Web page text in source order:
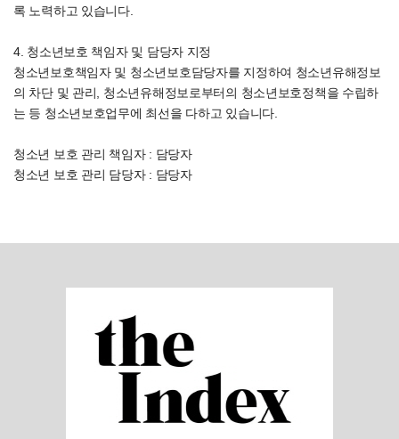
록 노력하고 있습니다.
4. 청소년보호 책임자 및 담당자 지정
청소년보호책임자 및 청소년보호담당자를 지정하여 청소년유해정보
의 차단 및 관리, 청소년유해정보로부터의 청소년보호정책을 수립하
는 등 청소년보호업무에 최선을 다하고 있습니다.
청소년 보호 관리 책임자 : 담당자
청소년 보호 관리 담당자 : 담당자